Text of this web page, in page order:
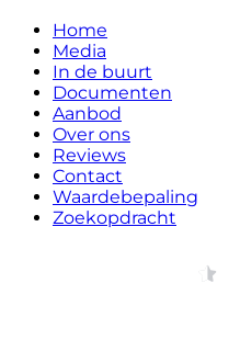
Home
Media
In de buurt
Documenten
Aanbod
Over ons
Reviews
Contact
Waardebepaling
Zoekopdracht